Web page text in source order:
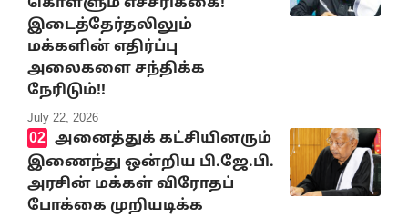
கொள்ளும் எச்சரிக்கை!
இடைத்தேர்தலிலும்
மக்களின் எதிர்ப்பு
அலைகளை சந்திக்க
நேரிடும்!!
July 22, 2026
அனைத்துக் கட்சியினரும்
இணைந்து ஒன்றிய பி.ஜே.பி.
அரசின் மக்கள் விரோதப்
போக்கை முறியடிக்க